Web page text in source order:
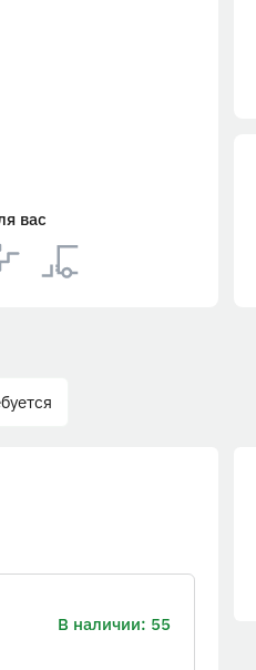
вас
В наличии: 55